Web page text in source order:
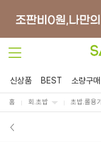
신상품 BEST 소량구매
홈 회.초밥 초밥.롤용기